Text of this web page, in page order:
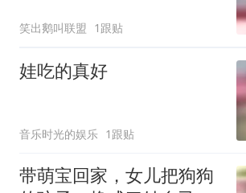
笑出鹅叫联盟 1跟贴
娃吃的真好
音乐时光的娱乐 1跟贴
带萌宝回家，女儿把狗狗